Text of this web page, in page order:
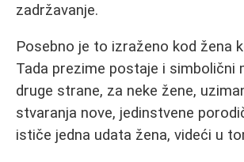
zadržavanje.
Posebno je to izraženo kod žena
Tada prezime postaje i simbolični
druge strane, za neke žene,
stvaranja nove, jedinstvene
ističe jedna udata žena, videći u